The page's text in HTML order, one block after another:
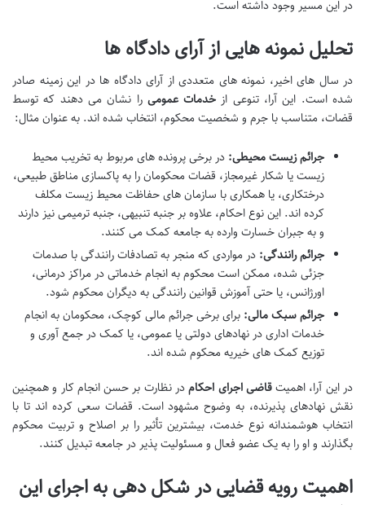
در این مسیر وجود داشته است.
تحلیل نمونه هایی از آرای دادگاه ها
در سال های اخیر، نمونه های متعددی از آرای دادگاه ها در این زمینه صادر
شده است. این آرا، تنوعی از خدمات عمومی را نشان می دهند که توسط
قضات، متناسب با جرم و شخصیت محکوم، انتخاب شده اند. به عنوان مثال:
جرائم زیست محیطی: در برخی پرونده های مربوط به تخریب محیط
زیست یا شکار غیرمجاز، قضات محکومان را به پاکسازی مناطق طبیعی،
درختکاری، یا همکاری با سازمان های حفاظت محیط زیست مکلف
کرده اند. این نوع احکام، علاوه بر جنبه تنبیهی، جنبه ترمیمی نیز دارند
و به جبران خسارت وارده به جامعه کمک می کنند.
جرائم رانندگی: در مواردی که منجر به تصادفات رانندگی با صدمات
جزئی شده، ممکن است محکوم به انجام خدماتی در مراکز درمانی،
اورژانس، یا حتی آموزش قوانین رانندگی به دیگران محکوم شود.
جرائم سبک مالی: برای برخی جرائم مالی کوچک، محکومان به انجام
خدمات اداری در نهادهای دولتی یا عمومی، یا کمک در جمع آوری و
توزیع کمک های خیریه محکوم شده اند.
در این آرا، اهمیتقاضی اجرای احکامدر نظارت بر حسن انجام کار و همچنین
نقش نهادهای پذیرنده، به وضوح مشهود است. قضات سعی کرده اند تا با
انتخاب هوشمندانه نوع خدمت، بیشترین تأثیر را بر اصلاح و تربیت محکوم
بگذارند و او را به یک عضو فعال و مسئولیت پذیر در جامعه تبدیل کنند.
اهمیت رویه قضایی در شکل دهی به اجرای این